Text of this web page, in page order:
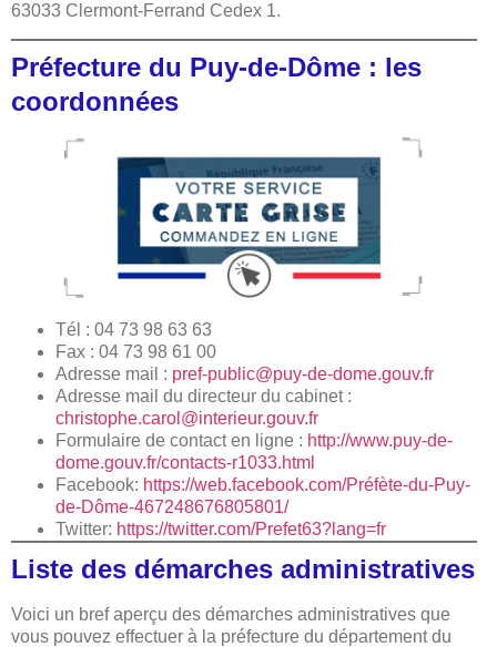
63033 Clermont-Ferrand Cedex 1.
Préfecture du Puy-de-Dôme : les
coordonnées
Tél : 04 73 98 63 63
Fax : 04 73 98 61 00
Adresse mail : pref-public@puy-de-dome.gouv.fr
Adresse mail du directeur du cabinet :
christophe.carol@interieur.gouv.fr
Formulaire de contact en ligne : http://www.puy-de-
dome.gouv.fr/contacts-r1033.html
Facebook: https://web.facebook.com/Préfète-du-Puy-
de-Dôme-467248676805801/
Twitter: https://twitter.com/Prefet63?lang=fr
Liste des démarches administratives
Voici un bref aperçu des démarches administratives que
vous pouvez effectuer à la préfecture du département du